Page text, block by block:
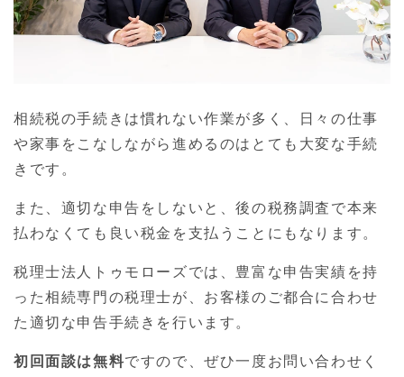
相続税の手続きは慣れない作業が多く、日々の仕事
や家事をこなしながら進めるのはとても大変な手続
きです。
また、適切な申告をしないと、後の税務調査で本来
払わなくても良い税金を支払うことにもなります。
税理士法人トゥモローズでは、豊富な申告実績を持
った相続専門の税理士が、お客様のご都合に合わせ
た適切な申告手続きを行います。
初回面談は無料ですので、ぜひ一度お問い合わせく